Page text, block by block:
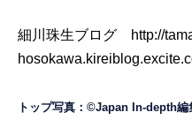
細川珠生ブログ
http://
トップ写真：©Japan In-depth編